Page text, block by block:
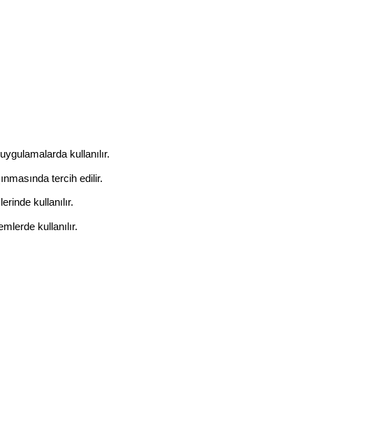
kullanılır.
tercih edilir.
kullanılır.
kullanılır.